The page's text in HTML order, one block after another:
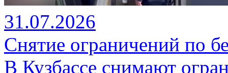
31.07.2026
Снятие ограничений по
В Кузбассе снимают